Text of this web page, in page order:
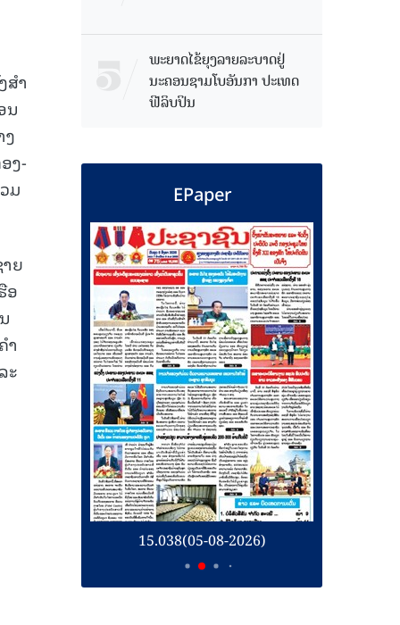
ສຳ
ນ
ງ-
ມ
ຍ
ອ
ຳ
ະ
ພະຍາດໄຂ້ຍຸງລາຍລະບາດຢູ່
ນະຄອນຊາມໂບ​ອັນກາ ປະເທດ
ຟີລິບປິນ
EPaper
15.037(04-08-2026)